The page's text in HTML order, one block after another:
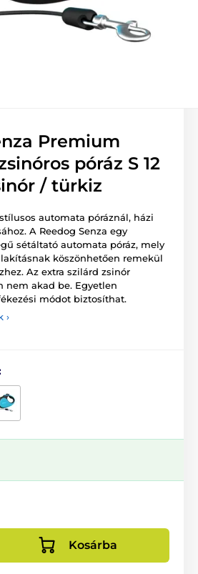
Premium
póráz S 12
/ türkiz
automata póráznál, házi
A Reedog Senza egy
sétáltató automata póráz, mely
köszönhetően remekül
Az extra szilárd zsinór
nem akad be. Egyetlen
módot biztosíthat.
›
Kosárba